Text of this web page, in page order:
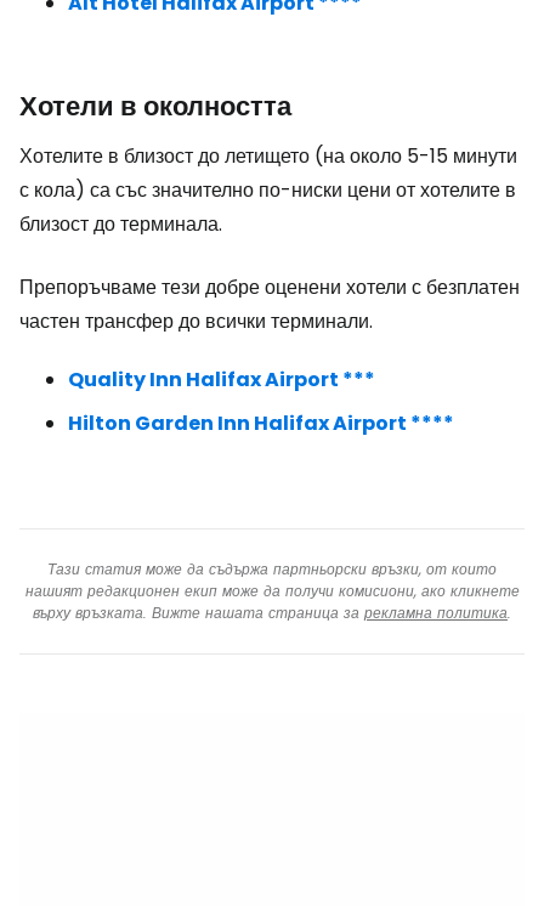
Хотели в околността
Хотелите в близост до летището (на около 5-15 минути
с кола) са със значително по-ниски цени от хотелите в
близост до терминала.
Препоръчваме тези добре оценени хотели с безплатен
частен трансфер до всички терминали.
Quality Inn Halifax Airport ***
Hilton Garden Inn Halifax Airport ****
Тази статия може да съдържа партньорски връзки, от които
нашият редакционен екип може да получи комисиони, ако кликнете
върху връзката. Вижте нашата страница за рекламна политика.